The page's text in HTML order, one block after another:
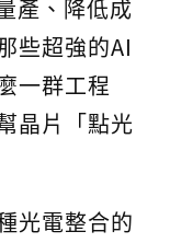
產、降低成
些超強的AI
一群工程
晶片「點光
光電整合的